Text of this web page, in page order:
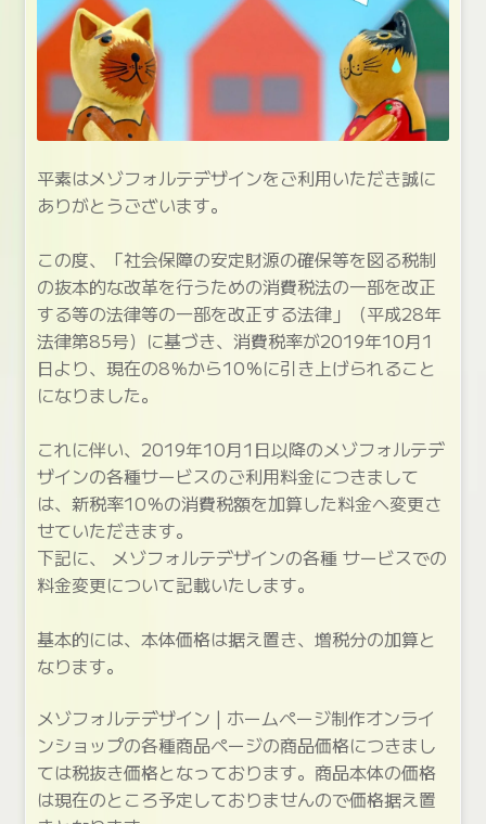
平素はメゾフォルテデザインをご利用いただき誠に
ありがとうございます。
この度、「社会保障の安定財源の確保等を図る税制
の抜本的な改革を行うための消費税法の一部を改正
する等の法律等の一部を改正する法律」（平成28年
法律第85号）に基づき、消費税率が2019年10月1
日より、現在の8％から10％に引き上げられること
になりました。
これに伴い、2019年10月1日以降のメゾフォルテデ
ザインの各種サービスのご利用料金につきまして
は、新税率10％の消費税額を加算した料金へ変更さ
せていただきます。
下記に、 メゾフォルテデザインの各種 サービスでの
料金変更について記載いたします。
基本的には、本体価格は据え置き、増税分の加算と
なります。
メゾフォルテデザイン | ホームページ制作オンライ
ンショップの各種商品ページの商品価格につきまし
ては税抜き価格となっております。商品本体の価格
は現在のところ予定しておりませんので価格据え置